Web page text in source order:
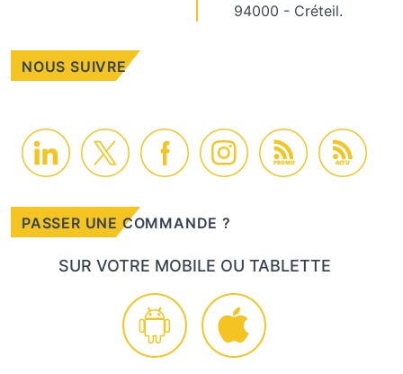
94000 - Créteil.
NOUS SUIVRE
PROMO ACTU
PASSER UNE COMMANDE ?
SUR VOTRE MOBILE OU TABLETTE